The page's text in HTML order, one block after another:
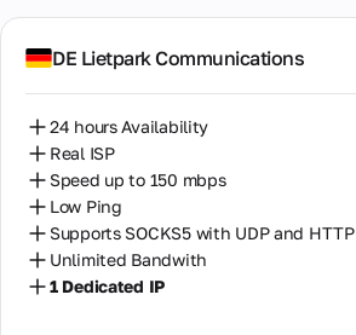
DE Lietpark Communications
24 hours Availability
Real ISP
Speed up to 150 mbps
Low Ping
Supports SOCKS5 with UDP and HTTP
Unlimited Bandwith
1 Dedicated IP